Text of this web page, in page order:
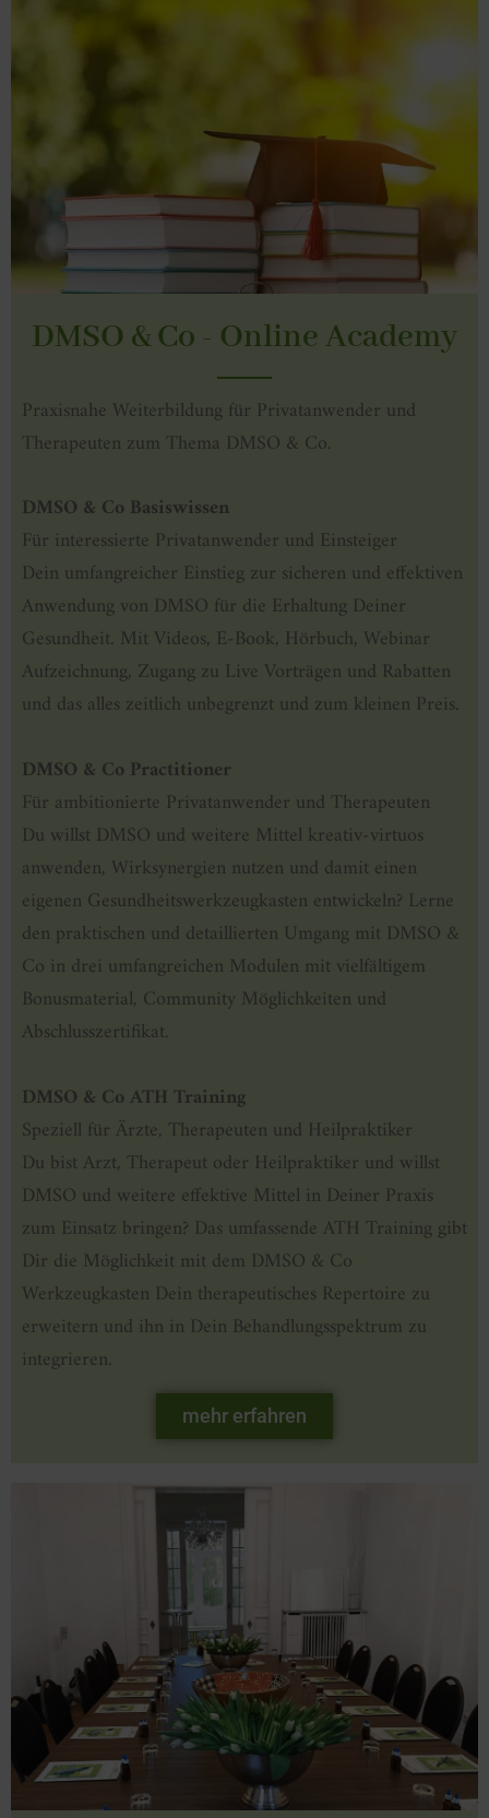
DMSO & Co - Online Academy
Praxisnahe Weiterbildung für Privatanwender und
Therapeuten zum Thema DMSO & Co.
DMSO & Co Basiswissen
Für interessierte Privatanwender und Einsteiger
Dein umfangreicher Einstieg zur sicheren und effektiven
Anwendung von DMSO für die Erhaltung Deiner
Gesundheit. Mit Videos, E-Book, Hörbuch, Webinar
Aufzeichnung, Zugang zu Live Vorträgen und Rabatten
und das alles zeitlich unbegrenzt und zum kleinen Preis.
DMSO & Co Practitioner
Für ambitionierte Privatanwender und Therapeuten
Du willst DMSO und weitere Mittel kreativ-virtuos
anwenden, Wirksynergien nutzen und damit einen
eigenen Gesundheitswerkzeugkasten entwickeln? Lerne
den praktischen und detaillierten Umgang mit DMSO &
Co in drei umfangreichen Modulen mit vielfältigem
Bonusmaterial, Community Möglichkeiten und
Abschlusszertifikat.
DMSO & Co ATH Training
Speziell für Ärzte, Therapeuten und Heilpraktiker
Du bist Arzt, Therapeut oder Heilpraktiker und willst
DMSO und weitere effektive Mittel in Deiner Praxis
zum Einsatz bringen? Das umfassende ATH Training gibt
Dir die Möglichkeit mit dem DMSO & Co
Werkzeugkasten Dein therapeutisches Repertoire zu
erweitern und ihn in Dein Behandlungsspektrum zu
integrieren.
mehr erfahren